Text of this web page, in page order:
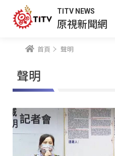
TITV NEWS
原視新聞網
首頁 聲明
聲明